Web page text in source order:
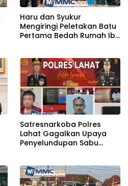
Haru dan Syukur
Mengiringi Peletakan Batu
Pertama Bedah Rumah Ibu
Satresnarkoba Polres
Lahat Gagalkan Upaya
Penyelundupan Sabu